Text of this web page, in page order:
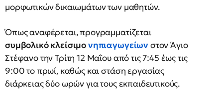
μορφωτικών δικαιωμάτων των μαθητών.
Όπως αναφέρεται, προγραμματίζεται
συμβολικό κλείσιμονηπιαγωγείων στον Άγιο
Στέφανο την Τρίτη 12 Μαΐου από τις 7:45 έως τις
9:00 το πρωί, καθώς και στάση εργασίας
διάρκειας δύο ωρών για τους εκπαιδευτικούς.